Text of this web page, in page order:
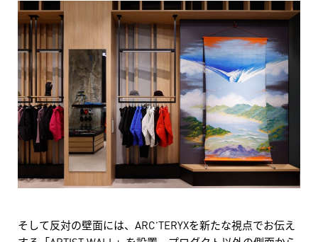
そして反対の壁面には、ARC’TERYXを新たな視点でお伝え